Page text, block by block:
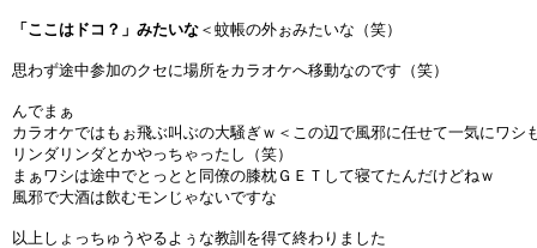
「ここはドコ？」みたいな ＜蚊帳の外ぉみたいな（笑）
思わず途中参加のクセに場所をカラオケへ移動なのです（笑）
んでまぁ
カラオケではもぉ飛ぶ叫ぶの大騒ぎｗ＜この辺で風邪に任せて一気にワシ
リンダリンダとかやっちゃったし（笑）
まぁワシは途中でとっとと同僚の膝枕ＧＥＴして寝てたんだけどねｗ
風邪で大酒は飲むモンじゃないですな
以上しょっちゅうやるよぅな教訓を得て終わりました